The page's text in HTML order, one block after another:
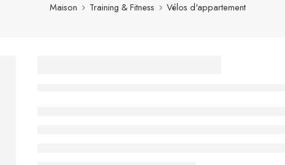
Maison Training & Fitness Vélos d'appartement